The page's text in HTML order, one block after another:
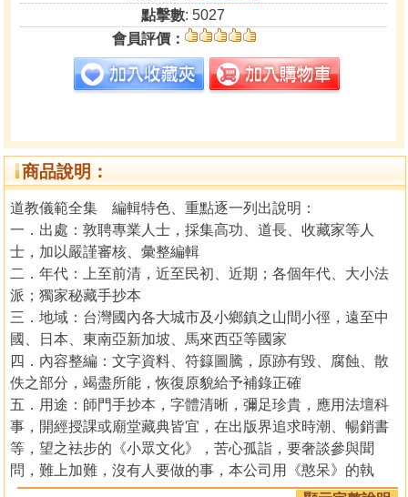
點擊數: 5027
會員評價：
商品說明：
道教儀範全集 編輯特色、重點逐一列出說明：
一．出處：敦聘專業人士，採集高功、道長、收藏家等人
士，加以嚴謹審核、彙整編輯
二．年代：上至前清，近至民初、近期；各個年代、大小法
派；獨家秘藏手抄本
三．地域：台灣國內各大城市及小鄉鎮之山間小徑，遠至中
國、日本、東南亞新加坡、馬來西亞等國家
四．內容整編：文字資料、符籙圖騰，原跡有毀、腐蝕、散
佚之部分，竭盡所能，恢復原貌給予補錄正確
五．用途：師門手抄本，字體清晰，彌足珍貴，應用法壇科
事，開經授課或廟堂藏典皆宜，在出版界追求時潮、暢銷書
等，望之袪步的《小眾文化》，苦心孤詣，要奢談參與聞
問，難上加難，沒有人要做的事，本公司用《憨呆》的執
著，一步一腳印，堅定的邁進